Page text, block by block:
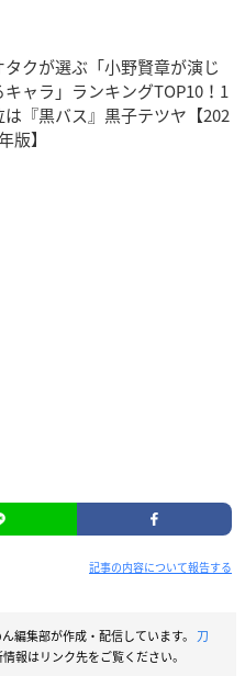
タクが選ぶ「小野賢章が演じ
キャラ」ランキングTOP10！1
は『黒バス』黒子テツヤ【202
版】
記事の内容について報告する
編集部が作成・配信しています。 刀
報はリンク先をご覧ください。